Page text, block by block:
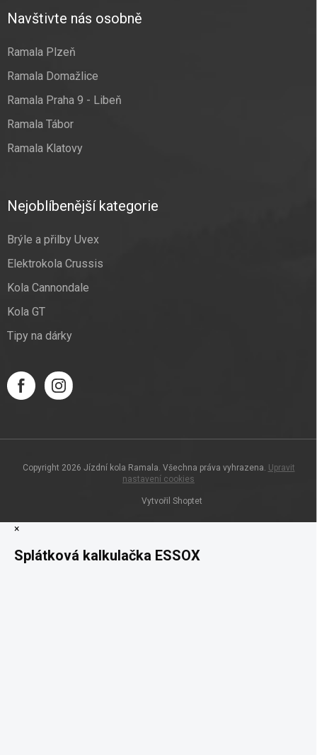
Navštivte nás osobně
Ramala Plzeň
Ramala Domažlice
Ramala Praha 9 - Libeň
Ramala Tábor
Ramala Klatovy
Nejoblíbenější kategorie
Brýle a přilby Uvex
Elektrokola Crussis
Kola Cannondale
Kola GT
Tipy na dárky
Vytvořil Shoptet
Copyright 2026 Jízdní kola Ramala. Všechna práva vyhrazena. Upravit
nastavení cookies
×
Splátková kalkulačka ESSOX